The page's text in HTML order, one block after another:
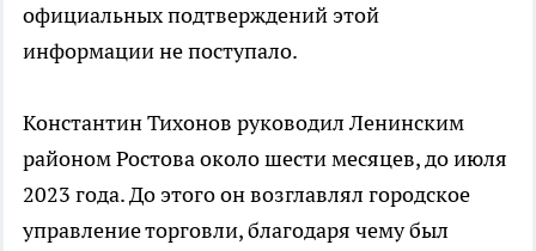
официальных подтверждений этой
информации не поступало.
Константин Тихонов руководил Ленинским
районом Ростова около шести месяцев, до июля
2023 года. До этого он возглавлял городское
управление торговли, благодаря чему был